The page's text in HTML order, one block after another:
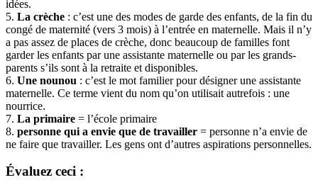
idées.
5. La crèche : c’est une des modes de garde des enfants, de la fin du
congé de maternité (vers 3 mois) à l’entrée en maternelle. Mais il n’y
a pas assez de places de crèche, donc beaucoup de familles font
garder les enfants par une assistante maternelle ou par les grands-
parents s’ils sont à la retraite et disponibles.
6. Une nounou : c’est le mot familier pour désigner une assistante
maternelle. Ce terme vient du nom qu’on utilisait autrefois : une
nourrice.
7. La primaire = l’école primaire
8. personne qui a envie que de travailler = personne n’a envie de
ne faire que travailler. Les gens ont d’autres aspirations personnelles.
Évaluez ceci :